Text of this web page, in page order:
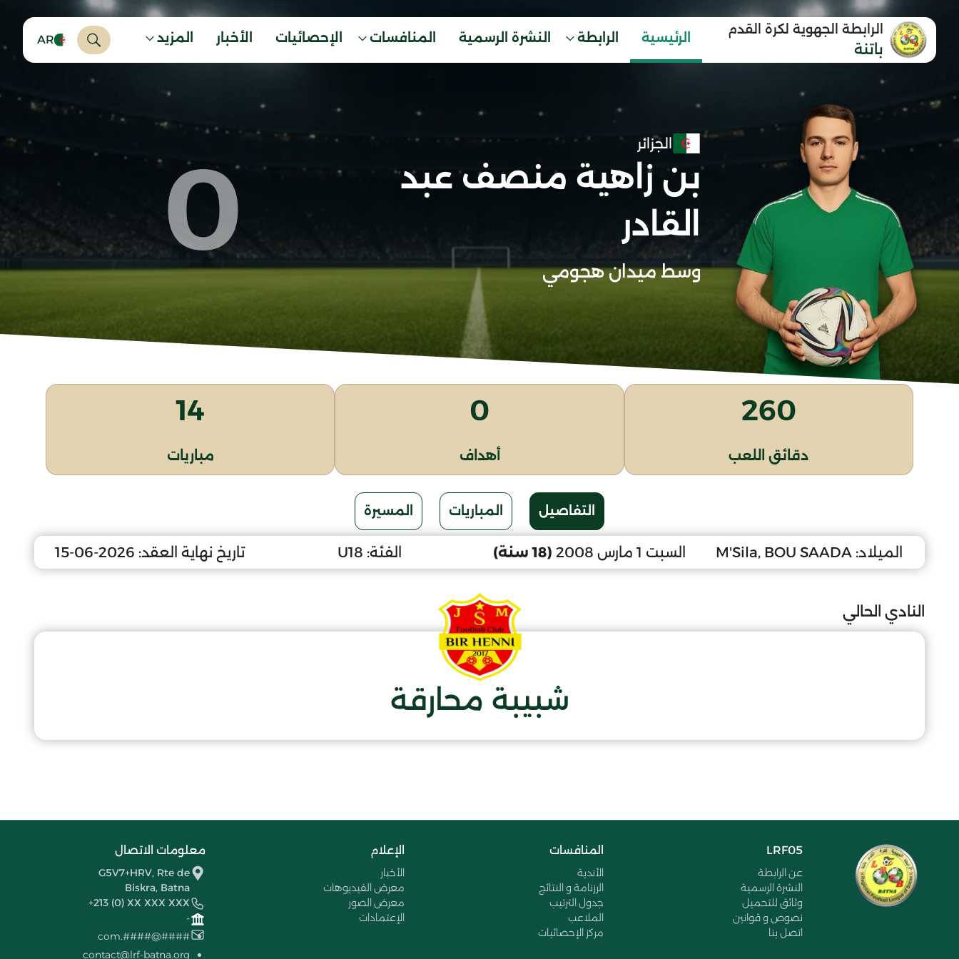
الرابطة الجهوية لكرة القدم
باتنة
الرئيسية الرابطة النشرة الرسمية المنافسات الإحصائيات الأخبار المزيد AR
الجزائر
بن زاهية منصف عبد
القادر
وسط ميدان هجومي 0
260
دقائق اللعب
0
أهداف
14
مباريات
التفاصيل المباريات المسيرة
الميلاد: M'Sila, BOU SAADA السبت 1 مارس 2008 (18 سنة) الفئة: U18 تاريخ نهاية العقد: 2026-06-15
النادي الحالي
شبيبة محارقة
LRF05
عن الرابطة
النشرة الرسمية
وثائق للتحميل
نصوص و قوانين
اتصل بنا
المنافسات
الأندية
الرزنامة و النتائج
جدول الترتيب
الملاعب
مركز الإحصائيات
الإعلام
الأخبار
معرض الفيديوهات
معرض الصور
الإعتمادات
معلومات الاتصال
G5V7+HRV, Rte de
Biskra, Batna
+213 (0) XX XXX XXX
-
####@####.com
contact@lrf-batna.org